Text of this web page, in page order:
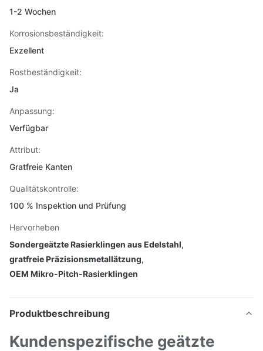
1-2 Wochen
Korrosionsbeständigkeit:
Exzellent
Rostbeständigkeit:
Ja
Anpassung:
Verfügbar
Attribut:
Gratfreie Kanten
Qualitätskontrolle:
100 % Inspektion und Prüfung
Hervorheben
Sondergeätzte Rasierklingen aus Edelstahl,
gratfreie Präzisionsmetallätzung,
OEM Mikro-Pitch-Rasierklingen
Produktbeschreibung
Kundenspezifische geätzte